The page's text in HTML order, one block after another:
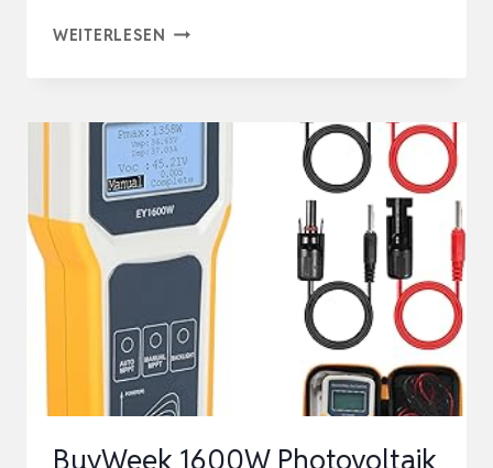
WEITERLESEN SOLAR
AXIS
SOLAR
TRACKING
SYSTEM,
SUN
AUTOMATIC
TRACKING
CONTROLLER
SOLAR-
BuyWeek 1600W Photovoltaik